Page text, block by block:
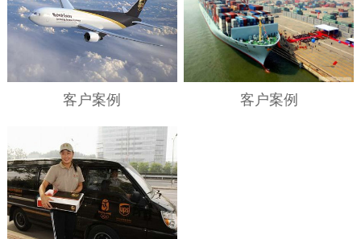
客户案例 客户案例